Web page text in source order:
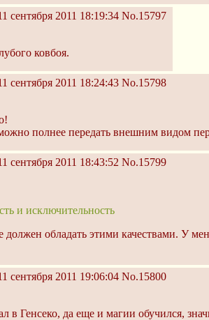
сентября 2011 18:19:34 No.15797
ковбоя.
сентября 2011 18:24:43 No.15798
полнее передать внешним видом
сентября 2011 18:43:52 No.15799
и исключительность
должен обладать этими качествами. У
сентября 2011 19:06:04 No.15800
в Генсеко, да еще и магии обучился,